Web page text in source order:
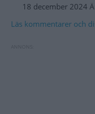
18 december 2024
Läs kommentarer och